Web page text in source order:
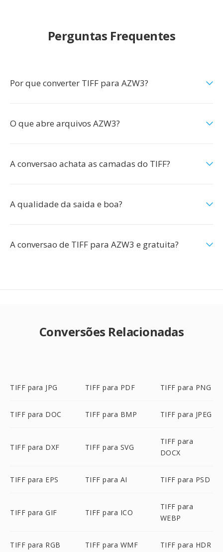
Perguntas Frequentes
Por que converter TIFF para AZW3?
O que abre arquivos AZW3?
A conversao achata as camadas do TIFF?
A qualidade da saida e boa?
A conversao de TIFF para AZW3 e gratuita?
Conversões Relacionadas
TIFF para JPG TIFF para PDF TIFF para PNG
TIFF para DOC TIFF para BMP TIFF para JPEG
TIFF para DXF TIFF para SVG
TIFF para
DOCX
TIFF para EPS TIFF para AI TIFF para PSD
TIFF para GIF TIFF para ICO
TIFF para
WEBP
TIFF para RGB TIFF para WMF TIFF para HDR